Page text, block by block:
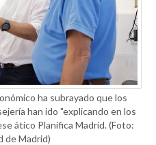
ha subrayado que los
han ido "explicando en los
ático Planifica Madrid.(Foto:
de Madrid)